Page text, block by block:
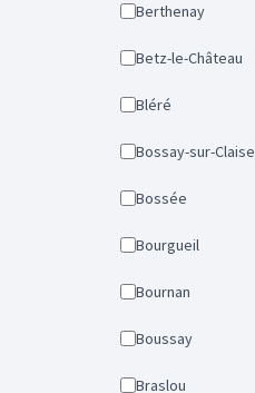
Berthenay
Betz-le-Château
Bléré
Bossay-sur-Claise
Bossée
Bourgueil
Bournan
Boussay
Braslou